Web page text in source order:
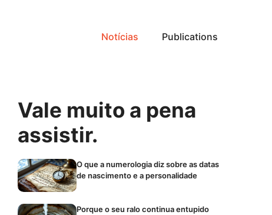
Notícias Publications
Vale muito a pena
assistir.
O que a numerologia diz sobre as datas
de nascimento e a personalidade
Porque o seu ralo continua entupido